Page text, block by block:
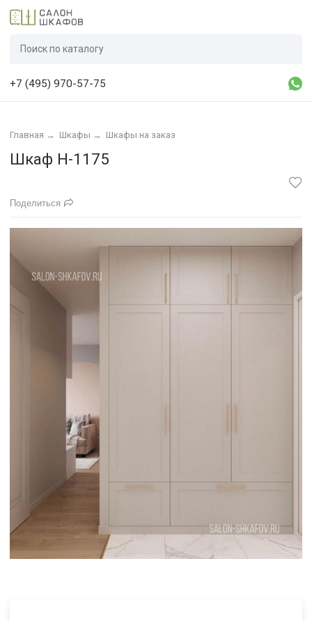
+7 (495) 970-57-75
Главная → Шкафы → Шкафы на заказ
Шкаф Н-1175
Поделиться